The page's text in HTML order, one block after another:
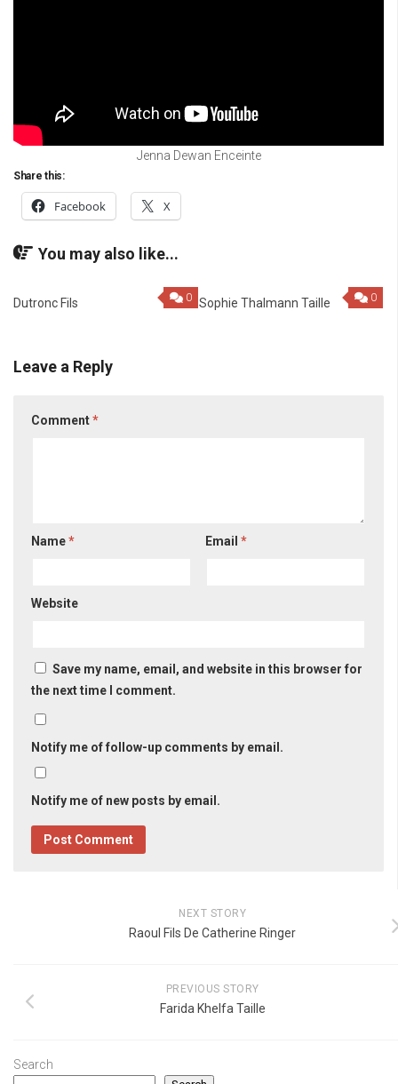
Jenna Dewan Enceinte
Share this:
Facebook X
You may also like...
0
Dutronc Fils 0
Sophie Thalmann Taille
Leave a Reply
Comment*
Name* Email*
Website
Save my name, email, and website in this browser for
the next time I comment.
Notify me of follow-up comments by email.
Notify me of new posts by email.
NEXT STORY
Raoul Fils De Catherine Ringer
PREVIOUS STORY
Farida Khelfa Taille
Search